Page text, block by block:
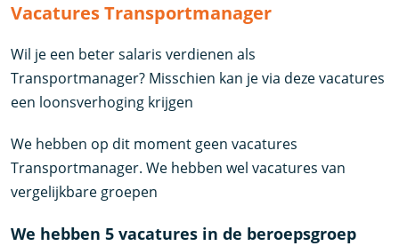
Vacatures Transportmanager
Wil je een beter salaris verdienen als
Transportmanager? Misschien kan je via deze vacatures
een loonsverhoging krijgen
We hebben op dit moment geen vacatures
Transportmanager. We hebben wel vacatures van
vergelijkbare groepen
We hebben 5 vacatures in de beroepsgroep